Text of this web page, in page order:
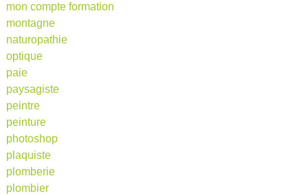
mon compte formation
montagne
naturopathie
optique
paie
paysagiste
peintre
peinture
photoshop
plaquiste
plomberie
plombier